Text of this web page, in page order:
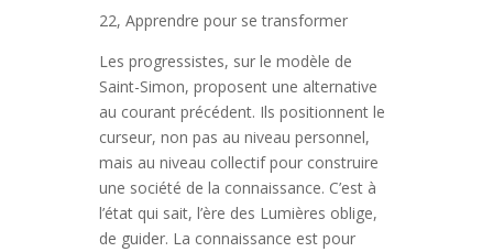
22, Apprendre pour se transformer
Les progressistes, sur le modèle de
Saint-Simon, proposent une alternative
au courant précédent. Ils positionnent le
curseur, non pas au niveau personnel,
mais au niveau collectif pour construire
une société de la connaissance. C’est à
l’état qui sait, l’ère des Lumières oblige,
de guider. La connaissance est pour